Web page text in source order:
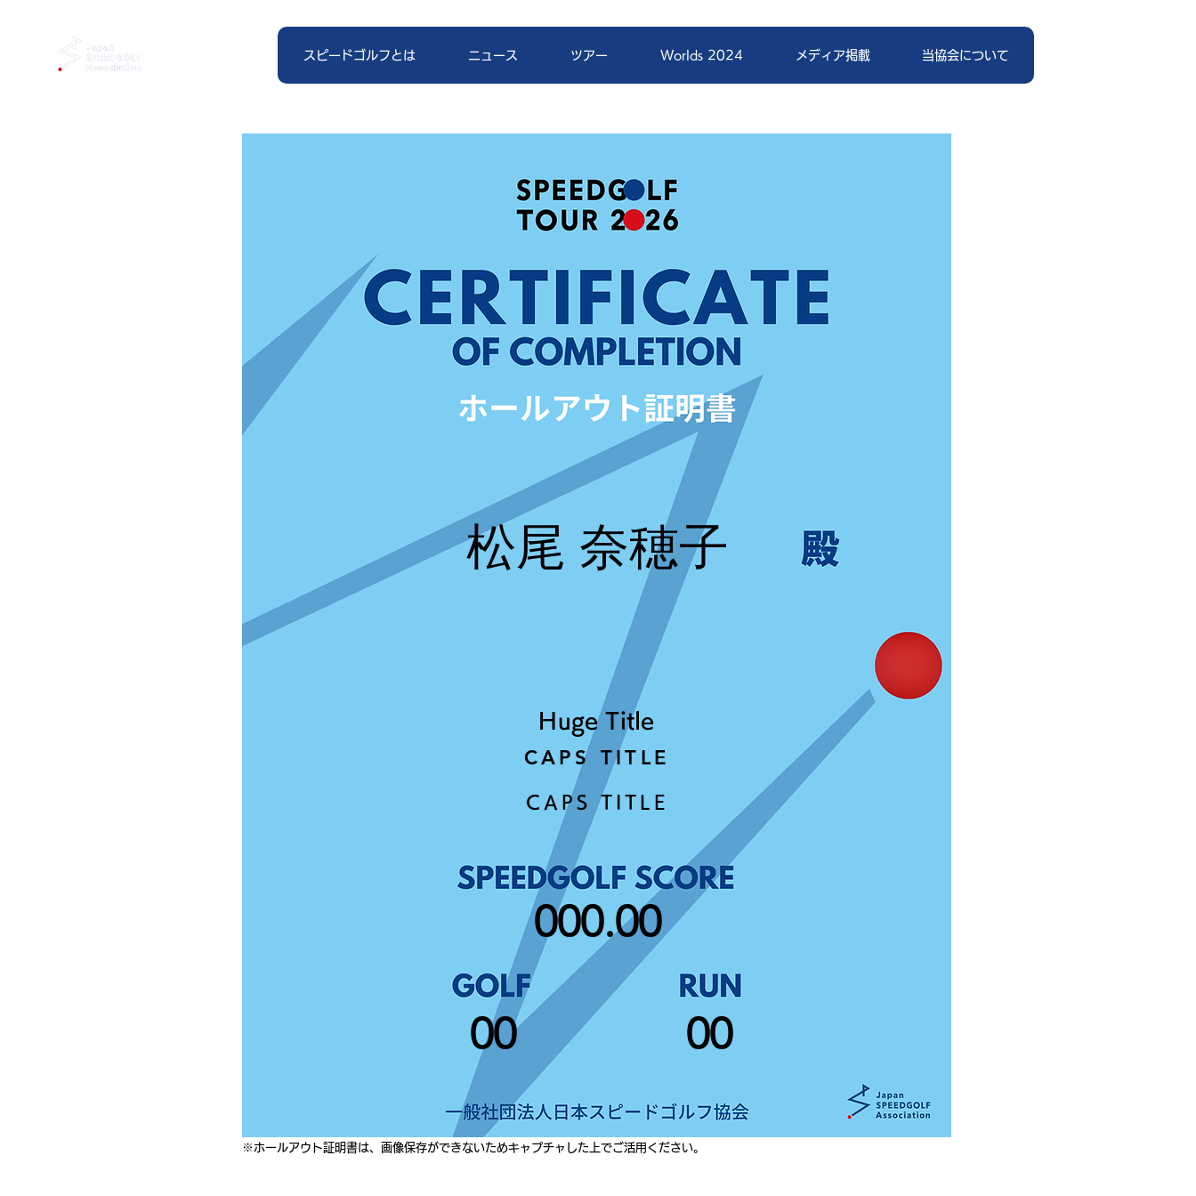
スピードゴルフとは ニュース ツアー Worlds 2024 メディア掲載 当協会について
松尾 奈穂子
Huge Title
CAPS TITLE
CAPS TITLE
000.00
00 00
※ホールアウト証明書は、画像保存ができないためキャプチャした上でご活用ください。